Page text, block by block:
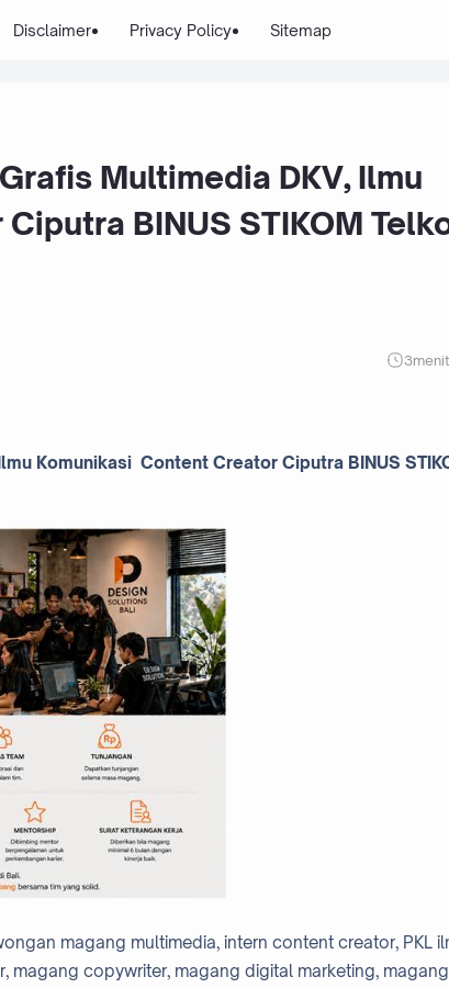
Disclaimer Privacy Policy Sitemap
Multimedia DKV, Ilmu
BINUS STIKOM
3
Komunikasi Content Creator Ciputra BINUS
magang multimedia, intern content creator, PKL
magang copywriter, magang digital marketing, magang